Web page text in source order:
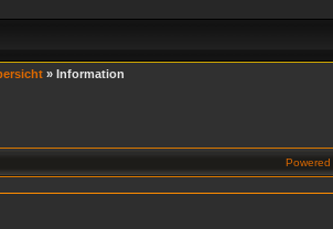
» Information
Powered